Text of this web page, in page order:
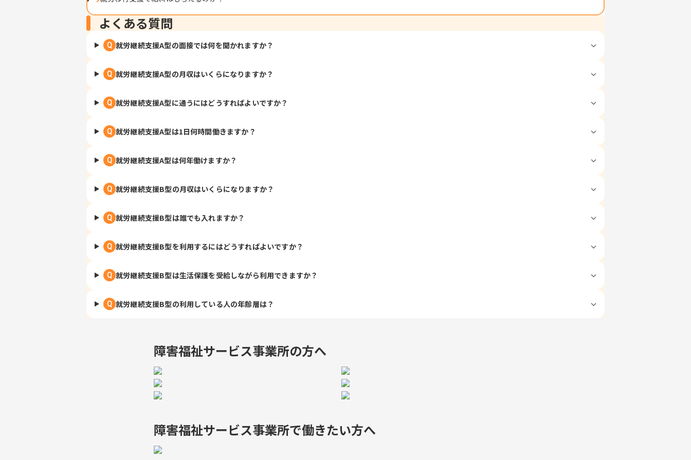
よくある質問
Q 就労継続支援A型の面接では何を聞かれますか？
Q 就労継続支援A型の月収はいくらになりますか？
Q 就労継続支援A型に通うにはどうすればよいですか？
Q 就労継続支援A型は1日何時間働きますか？
Q 就労継続支援A型は何年働けますか？
Q 就労継続支援B型の月収はいくらになりますか？
Q 就労継続支援B型は誰でも入れますか？
Q 就労継続支援B型を利用するにはどうすればよいですか？
Q 就労継続支援B型は生活保護を受給しながら利用できますか？
Q 就労継続支援B型の利用している人の年齢層は？
障害福祉サービス事業所の方へ
障害福祉サービス事業所で働きたい方へ